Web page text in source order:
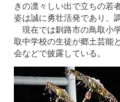
きの凛々しい出で立ちの若
姿は誠に勇壮活発であり、
現在では釧路市の鳥取小
取中学校の生徒が郷土芸能
会などで披露している。